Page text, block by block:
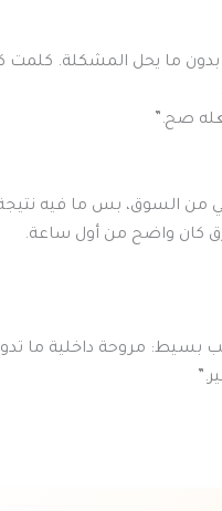
ما يحل المشكلة. كلمت
صح.”
من السوق، بس ما فيه
كان واضح من أول ساعة.
بسيط: مروحة داخلية ما